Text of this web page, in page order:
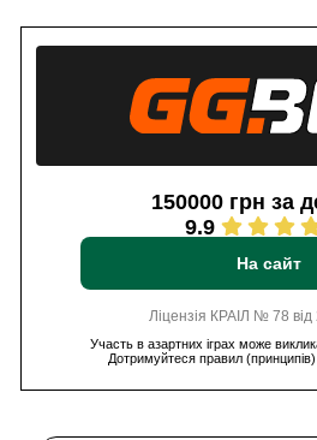
150000 грн за
9.9
На сайт
Ліцензія КРАІЛ № 78
Участь в азартних іграх може
Дотримуйтеся правил (принципів)